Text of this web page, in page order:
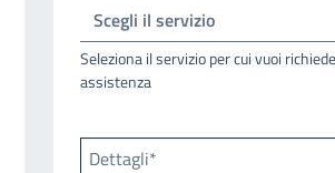
Seleziona il servizio per cui vuoi
assistenza
Dettagli*